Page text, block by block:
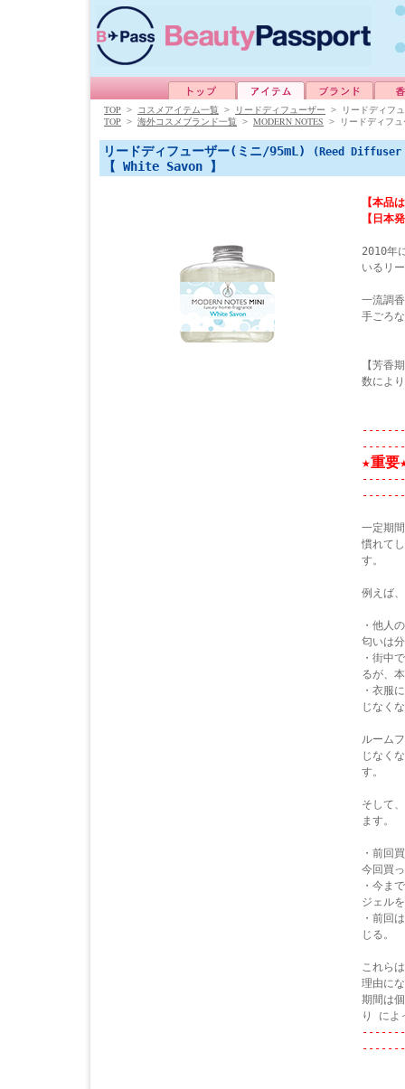
TOP > コスメアイテム一覧 > リードディフューザー > リードディフ
TOP > 海外コスメブランド一覧 > MODERN NOTES > リードディフ
リードディフューザー(ミニ/95mL) (Reed
【 White Savon 】
【本品
【日本
2010年
いるリ
一流調
手ごろ
【芳香
数によ
★重要
一定期
慣れて
す。
例えば
・他人
匂いは
・街中
るが、
・衣服
じなく
ルーム
じなく
す。
そして
ます。
・前回
今回買
・今ま
ジェル
・前回
じる。
これら
理由に
期間は
り によ